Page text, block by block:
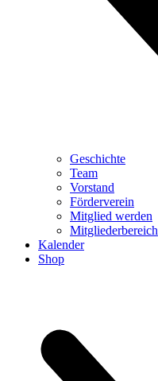
Geschichte
Team
Vorstand
Förderverein
Mitglied werden
Mitgliederbereich
Kalender
Shop